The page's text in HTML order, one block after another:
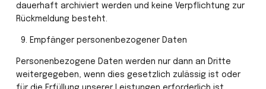
dauerhaft archiviert werden und keine Verpflichtung zur
Rückmeldung besteht.
9.⁠ ⁠Empfänger personenbezogener Daten
Personenbezogene Daten werden nur dann an Dritte
weitergegeben, wenn dies gesetzlich zulässig ist oder